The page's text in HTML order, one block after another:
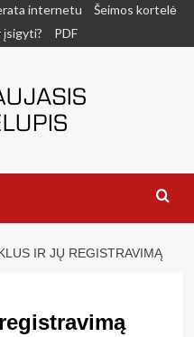
internetu
Šeimos kortelė
įsigyti? PDF
IR JŲ REGISTRAVIMĄ